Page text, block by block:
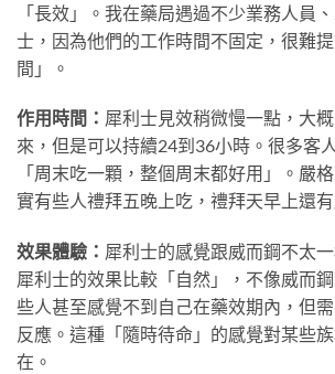
「長效」。我在藥局遇過不少業務人員
士，因為他們的工作時間不固定，很難
間」。
作用時間： 犀利士見效稍微慢一點，大
來，但是可以持續24到36小時。很多客
「周末吃一顆，整個周末都好用」。嚴
實有些人禮拜五晚上吃，禮拜天早上還有
效果體驗： 犀利士的感覺跟威而鋼不太
犀利士的效果比較「自然」，不像威而
些人甚至感覺不到自己在藥效期內，但
反應。這種「隨時待命」的感覺對某些
在。